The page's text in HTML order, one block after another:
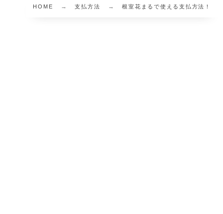
HOME 支払方法 根室花まるで使える支払方法！